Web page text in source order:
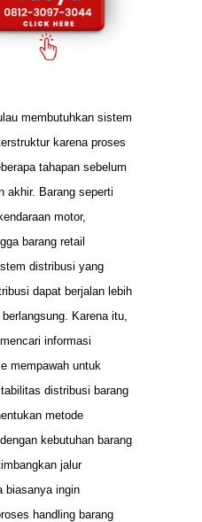
membutuhkan sistem
karena proses
tahapan sebelum
akhir. Barang seperti
motor,
barang retail
distribusi yang
dapat berjalan lebih
Karena itu,
informasi
mempawah untuk
distribusi barang
metode
kebutuhan barang
jalur
biasanya ingin
handling barang